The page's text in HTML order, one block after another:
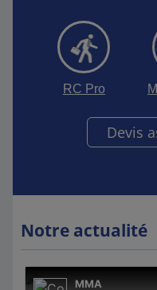
RC Pro
Devis
Notre actualité